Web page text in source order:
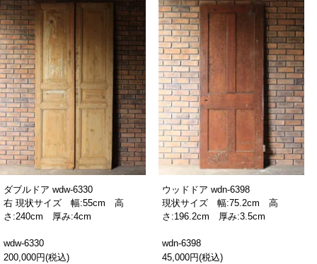
ダブルドア wdw-6330
右 現状サイズ 幅:55cm 高
さ:240cm 厚み:4cm
wdw-6330
200,000円(税込)
ウッドドア wdn-6398
現状サイズ 幅:75.2cm 高
さ:196.2cm 厚み:3.5cm
wdn-6398
45,000円(税込)